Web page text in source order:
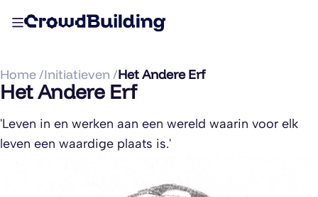
Home /Initiatieven /Het Andere Erf
Het Andere Erf
'Leven in en werken aan een wereld waarin voor elk
leven een waardige plaats is.'